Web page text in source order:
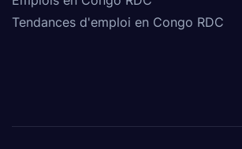
Tendances d'emploi en Congo RDC